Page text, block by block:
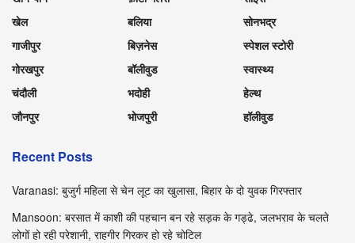
खेल
गाजीपुर
गोरखपुर
चंदौली
जौनपुर
बलिया
बिज़नेस
बॉलीवुड
भदोही
भोजपुरी
सोनभद्र
स्पेशल स्टोरी
स्वास्थ्य
हेल्थ
हॉलीवुड
Recent Posts
Varanasi: बुजुर्ग महिला से चेन लूट का खुलासा, बिहार के दो युवक गिरफ्तार
Mansoon: बरसात में काशी की पहचान बन रहे सड़क के गड्ढे, जलभराव के चलते
लोगों हो रही परेशानी, राहगीर गिरकर हो रहे चोटिल